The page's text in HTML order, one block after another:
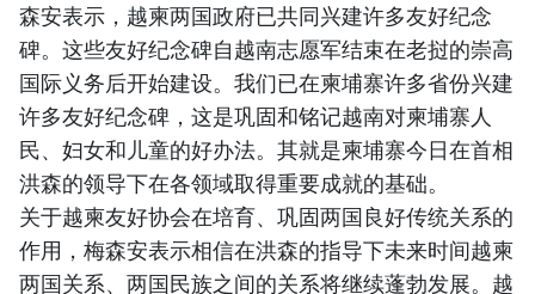
森安表示，越柬两国政府已共同兴建许多友好纪念
碑。这些友好纪念碑自越南志愿军结束在老挝的崇高
国际义务后开始建设。我们已在柬埔寨许多省份兴建
许多友好纪念碑，这是巩固和铭记越南对柬埔寨人
民、妇女和儿童的好办法。其就是柬埔寨今日在首相
洪森的领导下在各领域取得重要成就的基础。
关于越柬友好协会在培育、巩固两国良好传统关系的
作用，梅森安表示相信在洪森的指导下未来时间越柬
两国关系、两国民族之间的关系将继续蓬勃发展。越